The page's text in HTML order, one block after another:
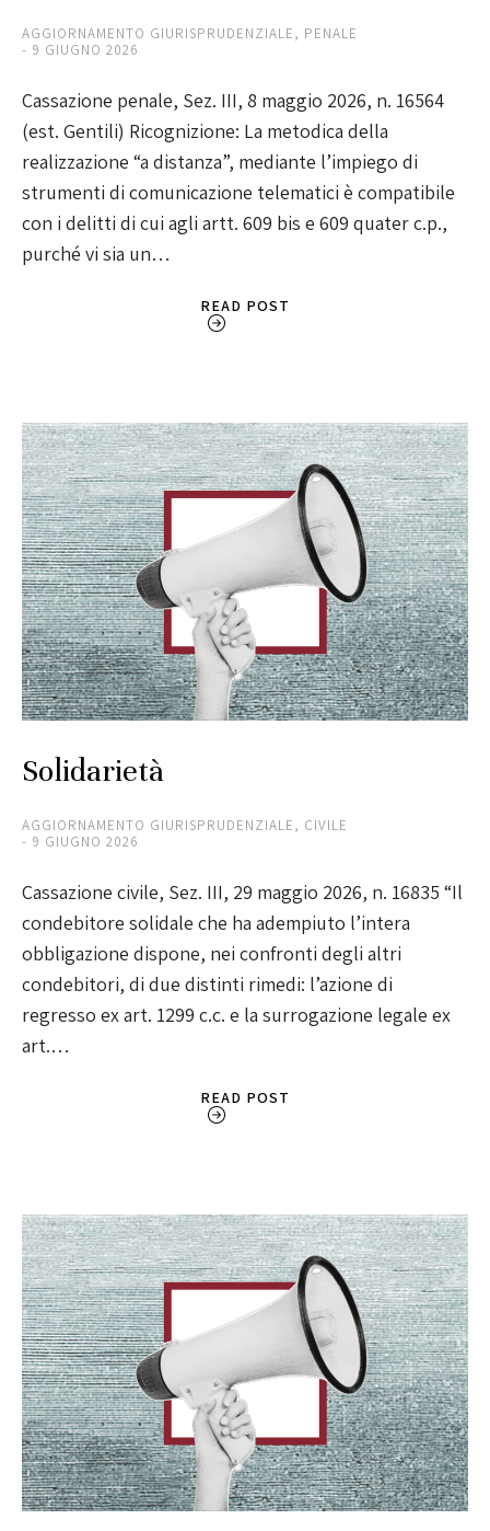
AGGIORNAMENTO GIURISPRUDENZIALE, PENALE
9 GIUGNO 2026
Cassazione penale, Sez. III, 8 maggio 2026, n. 16564
(est. Gentili) Ricognizione: La metodica della
realizzazione “a distanza”, mediante l’impiego di
strumenti di comunicazione telematici è compatibile
con i delitti di cui agli artt. 609 bis e 609 quater c.p.,
purché vi sia un…
READ POST
Solidarietà
AGGIORNAMENTO GIURISPRUDENZIALE, CIVILE
9 GIUGNO 2026
Cassazione civile, Sez. III, 29 maggio 2026, n. 16835 “Il
condebitore solidale che ha adempiuto l’intera
obbligazione dispone, nei confronti degli altri
condebitori, di due distinti rimedi: l’azione di
regresso ex art. 1299 c.c. e la surrogazione legale ex
art.…
READ POST